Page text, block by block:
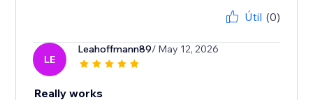
Útil (0)
LE
Leahoffmann89/ May 12, 2026
Really works